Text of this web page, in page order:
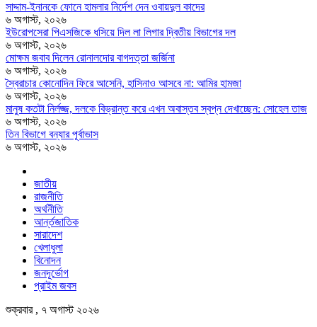
সাদ্দাম-ইনানকে ফোনে হামলার নির্দেশ দেন ওবায়দুল কাদের
৬ অগাস্ট, ২০২৬
ইউরোপসেরা পিএসজিকে ধসিয়ে দিল লা লিগার দ্বিতীয় বিভাগের দল
৬ অগাস্ট, ২০২৬
মোক্ষম জবাব দিলেন রোনালদোর বাগদত্তা জর্জিনা
৬ অগাস্ট, ২০২৬
স্বৈরাচার কোনোদিন ফিরে আসেনি, হাসিনাও আসবে না: আমির হামজা
৬ অগাস্ট, ২০২৬
মানুষ কতটা নির্লজ্জ, দলকে বিভ্রান্ত করে এখন অবাস্তব স্বপ্ন দেখাচ্ছেন: সোহেল তাজ
৬ অগাস্ট, ২০২৬
তিন বিভাগে বন্যার পূর্বাভাস
৬ অগাস্ট, ২০২৬
জাতীয়
রাজনীতি
অর্থনীতি
আর্ন্তজাতিক
সারাদেশ
খেলাধুলা
বিনোদন
জনদূর্ভোগ
প্রাইম জবস
শুক্রবার , ৭ অগাস্ট ২০২৬